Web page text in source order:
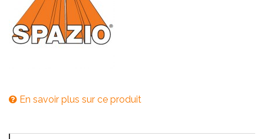
En savoir plus sur ce produit